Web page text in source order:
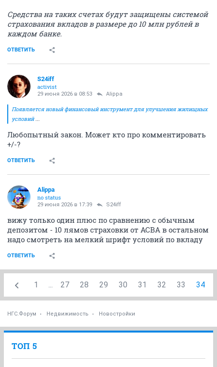
Средства на таких счетах будут защищены системой
страхования вкладов в размере до 10 млн рублей в
каждом банке.
ОТВЕТИТЬ
S24iff
activist
29 июня 2026 в 08:53 Alippa
Появляется новый финансовый инструмент для улучшения жилищных
условий...
Любопытный закон. Может кто про комментировать
+/-?
ОТВЕТИТЬ
Alippa
no status
29 июня 2026 в 17:39 S24iff
вижу только один плюс по сравнению с обычным
депозитом - 10 лямов страховки от АСВА в остальном
надо смотреть на мелкий шрифт условий по вкладу
ОТВЕТИТЬ
1 ... 27 28 29 30 31 32 33 34
НГС.Форум Недвижимость Новостройки
ТОП 5